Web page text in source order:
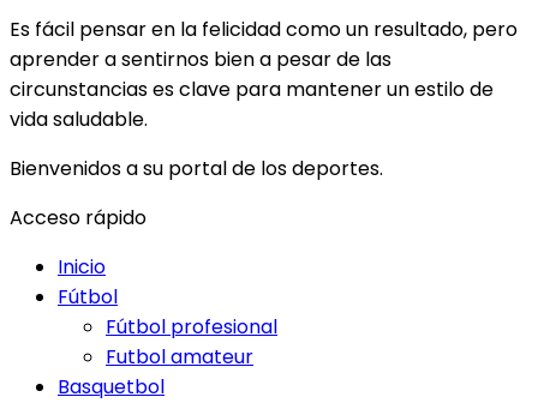
Es fácil pensar en la felicidad como un resultado, pero
aprender a sentirnos bien a pesar de las
circunstancias es clave para mantener un estilo de
vida saludable.
Bienvenidos a su portal de los deportes.
Acceso rápido
Inicio
Fútbol
Fútbol profesional
Futbol amateur
Basquetbol